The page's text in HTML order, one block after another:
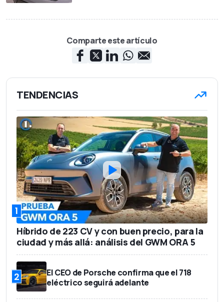
Comparte este artículo
TENDENCIAS
1
Híbrido de 223 CV y con buen precio, para la
ciudad y más allá: análisis del GWM ORA 5
2
El CEO de Porsche confirma que el 718
eléctrico seguirá adelante